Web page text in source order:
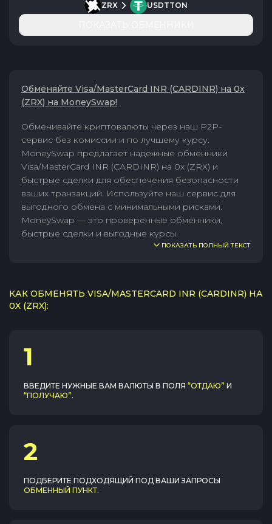
ZRX USDTTON
Обменяйте Visa/MasterCard INR (CARDINR) на 0x
(ZRX) на MoneySwap!
Обменивайте криптовалюты через наш P2P-
сервис без комиссии и по лучшему курсу.
MoneySwap предлагает надежные обменники
Visa/MasterCard INR (CARDINR) на 0x (ZRX) и
быстрые сделки для обеспечения безопасности
ваших транзакций. Используйте наш сервис для
выгодного обмена с минимальными рисками.
MoneySwap — это проверенные обменники,
быстрые сделки и выгодные курсы.
ПОКАЗАТЬ ПОЛНЫЙ ТЕКСТ
КАК ОБМЕНЯТЬ VISA/MASTERCARD INR (CARDINR) НА
0X (ZRX):
1
ВВЕДИТЕ НУЖНЫЕ ВАМ ВАЛЮТЫ В ПОЛЯ “ОТДАЮ” И
“ПОЛУЧАЮ”.
2
ПОДБЕРИТЕ ПОДХОДЯЩИЙ ПОД ВАШИ ЗАПРОСЫ
ОБМЕННЫЙ ПУНКТ.